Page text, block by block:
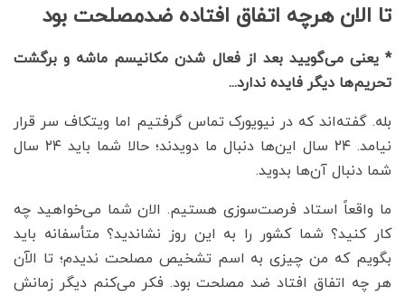
تا الان هرچه اتفاق افتاده ضدمصلحت بود
* یعنی می‌گویید بعد از فعال شدن مکانیسم ماشه و برگشت
تحریم‌ها دیگر فایده ندارد...
بله. گفته‌اند که در نیویورک تماس گرفتیم اما ویتکاف سر قرار
نیامد. ۲۴ سال این‌ها دنبال ما دویدند؛ حالا شما باید ۲۴ سال
شما دنبال آن‌ها بدوید.
ما واقعاً استاد فرصت‌سوزی هستیم. الان شما می‌خواهید چه
کار کنید؟ شما کشور را به این روز نشاندید؟ متأسفانه باید
بگویم که من چیزی به اسم تشخیص مصلحت ندیدم؛ تا الآن
هر چه اتفاق افتاد ضد مصلحت بود. فکر می‌کنم دیگر زمانش